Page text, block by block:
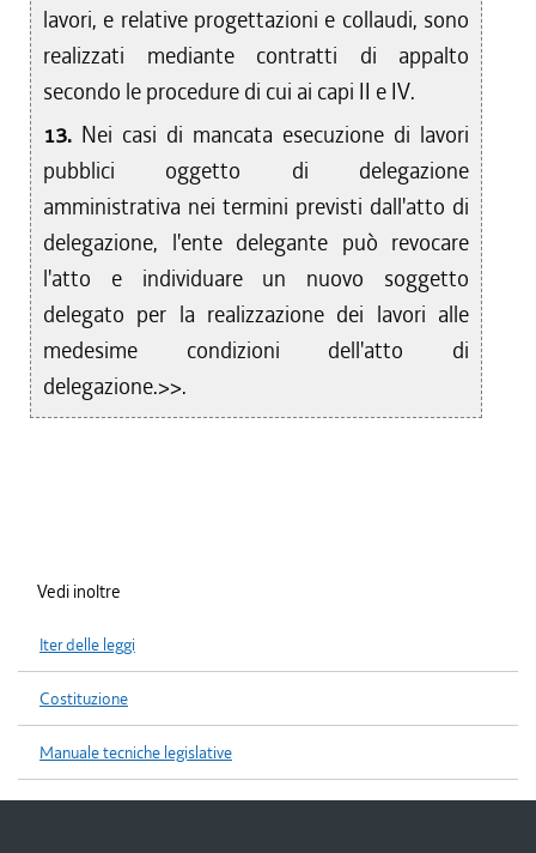
lavori, e relative progettazioni e collaudi, sono
realizzati mediante contratti di appalto
secondo le procedure di cui ai capi II e IV.
13. Nei casi di mancata esecuzione di lavori
pubblici oggetto di delegazione
amministrativa nei termini previsti dall'atto di
delegazione, l'ente delegante può revocare
l'atto e individuare un nuovo soggetto
delegato per la realizzazione dei lavori alle
medesime condizioni dell'atto di
delegazione.>>.
Vedi inoltre
Iter delle leggi
Costituzione
Manuale tecniche legislative